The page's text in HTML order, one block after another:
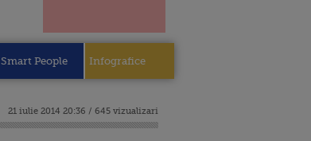
Smart People Infografice
21 iulie 2014 20:36 / 645 vizualizari